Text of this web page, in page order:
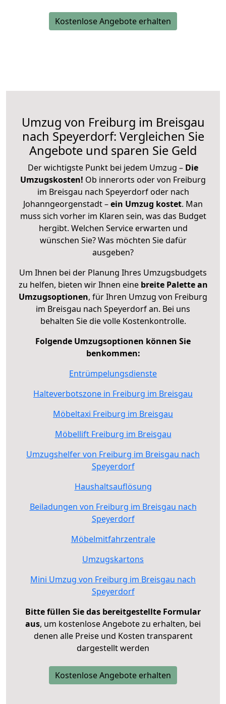
Kostenlose Angebote erhalten
Umzug von Freiburg im Breisgau
nach Speyerdorf: Vergleichen Sie
Angebote und sparen Sie Geld
Der wichtigste Punkt bei jedem Umzug – Die
Umzugskosten! Ob innerorts oder von Freiburg
im Breisgau nach Speyerdorf oder nach
Johanngeorgenstadt –ein Umzug kostet. Man
muss sich vorher im Klaren sein, was das Budget
hergibt. Welchen Service erwarten und
wünschen Sie? Was möchten Sie dafür
ausgeben?
Um Ihnen bei der Planung Ihres Umzugsbudgets
zu helfen, bieten wir Ihnen eine breite Palette an
Umzugsoptionen, für Ihren Umzug von Freiburg
im Breisgau nach Speyerdorf an. Bei uns
behalten Sie die volle Kostenkontrolle.
Folgende Umzugsoptionen können Sie
benkommen:
Entrümpelungsdienste
Halteverbotszone in Freiburg im Breisgau
Möbeltaxi Freiburg im Breisgau
Möbellift Freiburg im Breisgau
Umzugshelfer von Freiburg im Breisgau nach
Speyerdorf
Haushaltsauflösung
Beiladungen von Freiburg im Breisgau nach
Speyerdorf
Möbelmitfahrzentrale
Umzugskartons
Mini Umzug von Freiburg im Breisgau nach
Speyerdorf
Bitte füllen Sie das bereitgestellte Formular
aus, um kostenlose Angebote zu erhalten, bei
denen alle Preise und Kosten transparent
dargestellt werden
Kostenlose Angebote erhalten